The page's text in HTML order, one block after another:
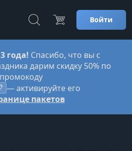
Войти
года! Спасибо, что вы с
дарим скидку 50% по
промокоду
— активируйте его
пакетов